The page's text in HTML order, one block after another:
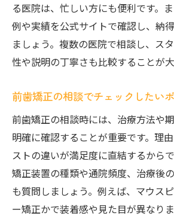
る医院は、忙しい方にも便利です。
例や実績を公式サイトで確認し、納
ましょう。複数の医院で相談し、ス
性や説明の丁寧さも比較することが大
前歯矯正の相談でチェックしたい
前歯矯正の相談時には、治療方法や
明確に確認することが重要です。理
ストの違いが満足度に直結するから
矯正装置の種類や通院頻度、治療後
も質問しましょう。例えば、マウス
ー矯正かで装着感や見た目が異なり